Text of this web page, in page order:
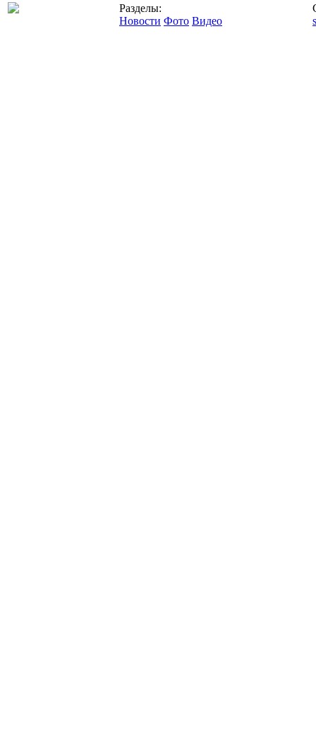
Разделы:
Новости Фото Видео